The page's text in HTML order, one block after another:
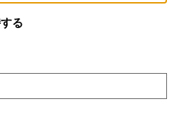
る